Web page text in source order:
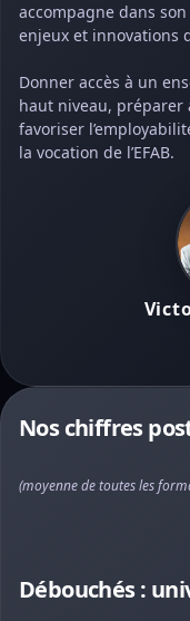
accompagne dans
enjeux et innovations
Donner accès à un
haut niveau, préparer
favoriser
la vocation de l’EFAB.
Nos chiffres
(moyenne de toutes les
Débouchés :